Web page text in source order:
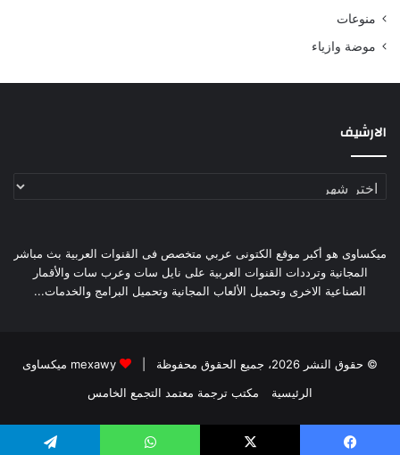
منوعات
موضة وازياء
الارشيف
الارشيف
ميكساوى هو أكبر موقع الكتونى عربي متخصص فى القنوات العربية بث مباشر
المجانية وترددات القنوات العربية على نايل سات وعرب سات والأقمار
الصناعية الاخرى وتحميل الألعاب المجانية وتحميل البرامج والخدمات...
© حقوق النشر 2026، جميع الحقوق محفوظة |
mexawy ميكساوى
الرئيسية
مكتب ترجمة معتمد التجمع الخامس